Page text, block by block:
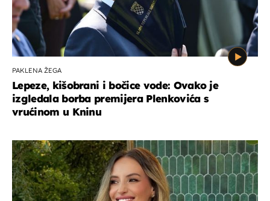
PAKLENA ŽEGA
Lepeze, kišobrani i bočice vode: Ovako je
izgledala borba premijera Plenkovića s
vrućinom u Kninu